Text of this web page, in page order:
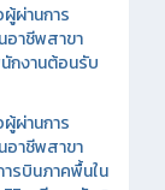
ผ่านการ
อาชีพสาขา
กงานต้อนรับ
ผ่านการ
อาชีพสาขา
รบินภาคพื้นใน